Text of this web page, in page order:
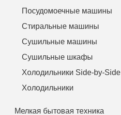
Посудомоечные машины
Стиральные машины
Сушильные машины
Сушильные шкафы
Холодильники Side-by-Side
Холодильники
Мелкая бытовая техника